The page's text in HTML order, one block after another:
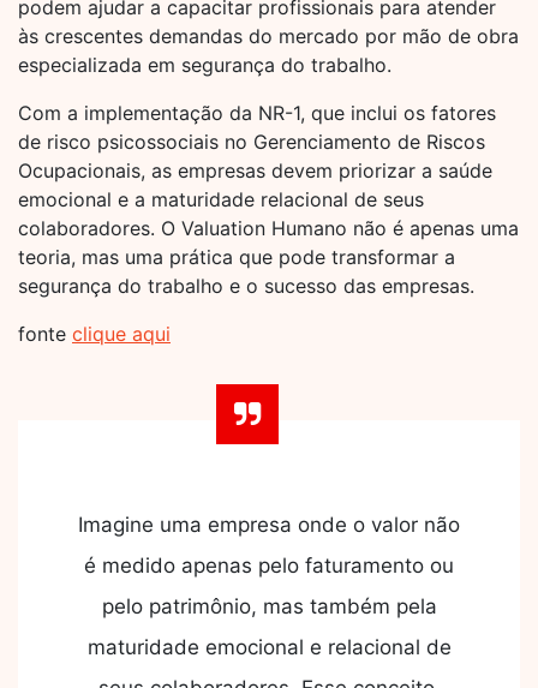
podem ajudar a capacitar profissionais para atender
às crescentes demandas do mercado por mão de obra
especializada em segurança do trabalho.
Com a implementação da NR-1, que inclui os fatores
de risco psicossociais no Gerenciamento de Riscos
Ocupacionais, as empresas devem priorizar a saúde
emocional e a maturidade relacional de seus
colaboradores. O Valuation Humano não é apenas uma
teoria, mas uma prática que pode transformar a
segurança do trabalho e o sucesso das empresas.
fonte clique aqui
Imagine uma empresa onde o valor não
é medido apenas pelo faturamento ou
pelo patrimônio, mas também pela
maturidade emocional e relacional de